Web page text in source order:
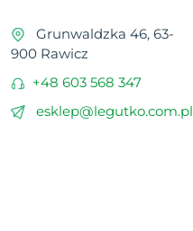
Grunwaldzka 46, 63-
900 Rawicz
+48 603 568 347
esklep@legutko.com.pl